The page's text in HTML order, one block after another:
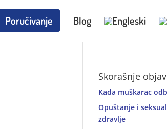
Poručivanje Blog
Skorašnje
Kada muškarac
Opuštanje i
zdravlje